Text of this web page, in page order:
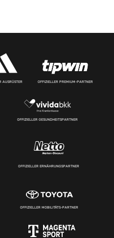
AUSRÜSTER OFFIZIELLER PREMIUM-PARTNER
OFFIZIELLER GESUNDHEITSPARTNER
OFFIZIELLER ERNÄHRUNGSPARTNER
OFFIZIELLER MOBILITÄTS-PARTNER